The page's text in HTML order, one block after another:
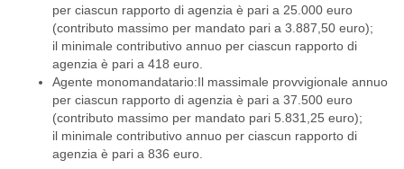
per ciascun rapporto di agenzia è pari a 25.000 euro
(contributo massimo per mandato pari a 3.887,50 euro);
il minimale contributivo annuo per ciascun rapporto di
agenzia è pari a 418 euro.
Agente monomandatario:Il massimale provvigionale annuo
per ciascun rapporto di agenzia è pari a 37.500 euro
(contributo massimo per mandato pari 5.831,25 euro);
il minimale contributivo annuo per ciascun rapporto di
agenzia è pari a 836 euro.